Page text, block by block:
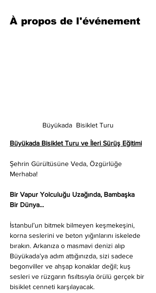
À propos de l'événement
Büyükada  Bisiklet Turu
Büyükada Bisiklet Turu ve İleri Sürüş Eğitimi
Şehrin Gürültüsüne Veda, Özgürlüğe
Merhaba!
Bir Vapur Yolculuğu Uzağında, Bambaşka
Bir Dünya...
İstanbul’un bitmek bilmeyen keşmekeşini,
korna seslerini ve beton yığınlarını iskelede
bırakın. Arkanıza o masmavi denizi alıp
Büyükada’ya adım attığınızda, sizi sadece
begonviller ve ahşap konaklar değil; kuş
sesleri ve rüzgarın fısıltısıyla örülü gerçek bir
bisiklet cenneti karşılayacak.